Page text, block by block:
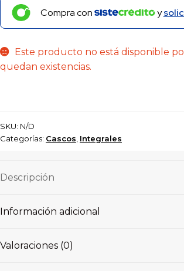
Compra con y
Este producto no está disponible
quedan existencias.
SKU: N/D
Categorías: Cascos Integrales
Descripción
Información adicional
Valoraciones (0)